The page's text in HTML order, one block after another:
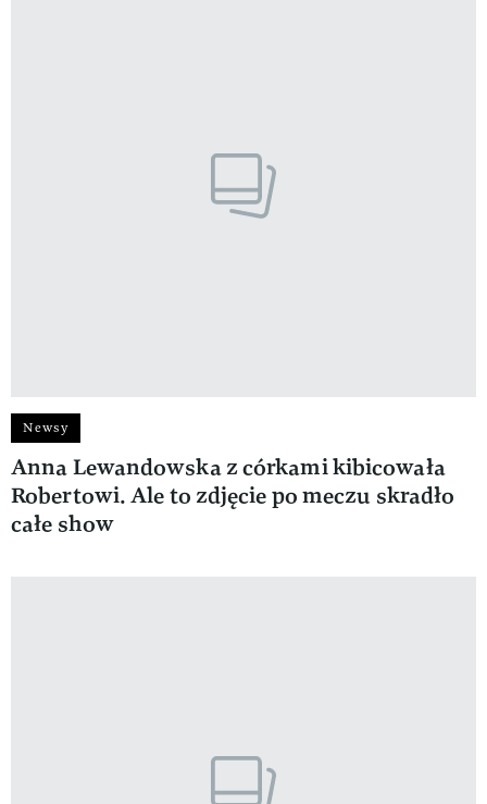
Newsy
Anna Lewandowska z córkami kibicowała
Robertowi. Ale to zdjęcie po meczu skradło
całe show